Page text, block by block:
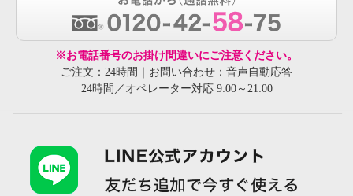
※お電話番号のお掛け間違いにご注意ください。
ご注文：24時間｜お問い合わせ：音声自動応答
24時間／オペレーター対応 9:00～21:00